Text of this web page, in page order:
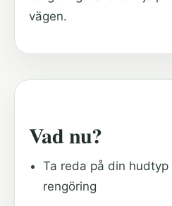
vägen.
Vad nu?
Ta reda på din
rengöring